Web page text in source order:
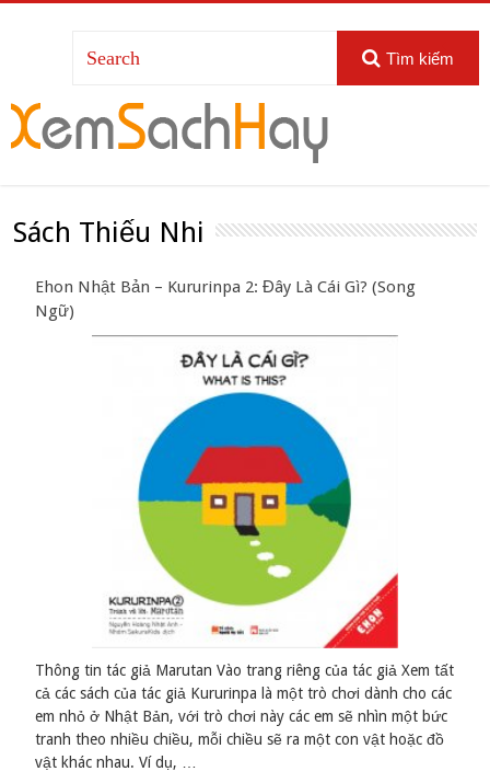
Tìm kiếm
Sách Thiếu Nhi
Ehon Nhật Bản – Kururinpa 2: Đây Là Cái Gì? (Song
Ngữ)
Thông tin tác giả Marutan Vào trang riêng của tác giả Xem tất
cả các sách của tác giả Kururinpa là một trò chơi dành cho các
em nhỏ ở Nhật Bản, với trò chơi này các em sẽ nhìn một bức
tranh theo nhiều chiều, mỗi chiều sẽ ra một con vật hoặc đồ
vật khác nhau. Ví dụ, …